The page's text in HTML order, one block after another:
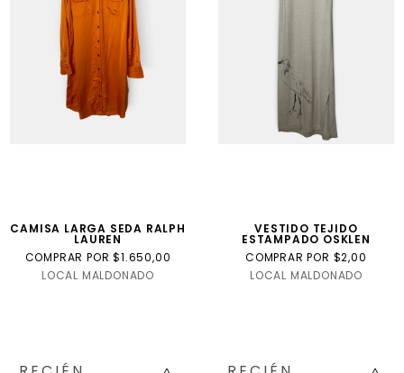
CAMISA LARGA SEDA RALPH
LAUREN
COMPRAR POR $1.650,00
LOCAL MALDONADO
VESTIDO TEJIDO
ESTAMPADO OSKLEN
COMPRAR POR $2,00
LOCAL MALDONADO